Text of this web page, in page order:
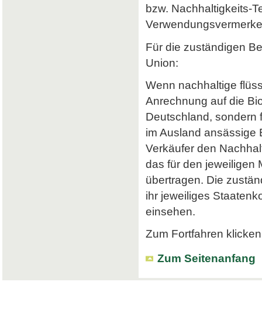
bzw. Nachhaltigkeits-
Für die zuständigen
Union:
Wenn nachhaltige
Anrechnung auf die
Deutschland, sondern
im Ausland ansässige
Verkäufer den
das für den jeweiligen
übertragen. Die
ihr jeweiliges
einsehen.
Zum Fortfahren
Zum Seitenanfang